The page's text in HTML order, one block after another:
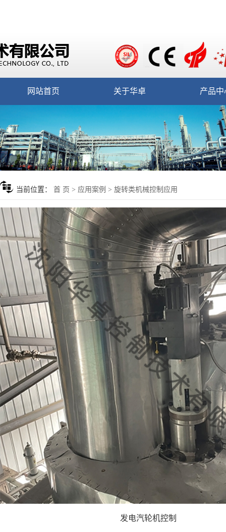
网站首页 关于华卓 产品中
当前位置： 首 页 > 应用案例 > 旋转类机械控制应用
发电汽轮机控制